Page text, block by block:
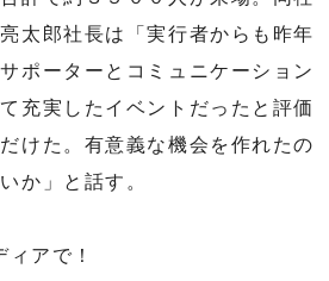
太郎社長は「実行者からも昨年
ポーターとコミュニケーション
充実したイベントだったと評価
けた。有意義な機会を作れたの
か」と話す。
アで！